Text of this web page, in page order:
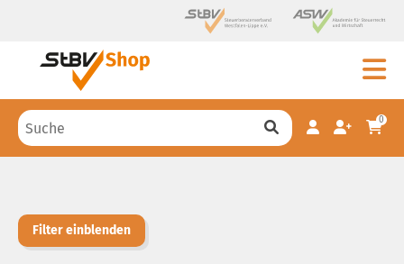
0
Filter einblenden